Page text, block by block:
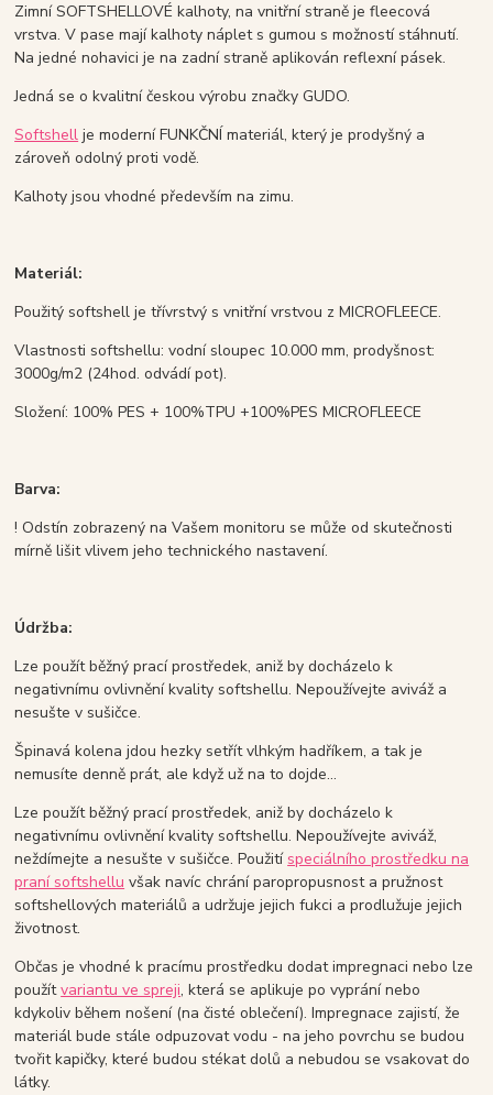
Zimní SOFTSHELLOVÉ kalhoty, na vnitřní straně je fleecová
vrstva. V pase mají kalhoty náplet s gumou s možností stáhnutí.
Na jedné nohavici je na zadní straně aplikován reflexní pásek.
Jedná se o kvalitní českou výrobu značky GUDO.
Softshell je moderní FUNKČNÍ materiál, který je prodyšný a
zároveň odolný proti vodě.
Kalhoty jsou vhodné především na zimu.
Materiál:
Použitý softshell je třívrstvý s vnitřní vrstvou z MICROFLEECE.
Vlastnosti softshellu: vodní sloupec 10.000 mm, prodyšnost:
3000g/m2 (24hod. odvádí pot).
Složení: 100% PES + 100%TPU +100%PES MICROFLEECE
Barva:
! Odstín zobrazený na Vašem monitoru se může od skutečnosti
mírně lišit vlivem jeho technického nastavení.
Údržba:
Lze použít běžný prací prostředek, aniž by docházelo k
negativnímu ovlivnění kvality softshellu. Nepoužívejte aviváž a
nesušte v sušičce.
Špinavá kolena jdou hezky setřít vlhkým hadříkem, a tak je
nemusíte denně prát, ale když už na to dojde...
Lze použít běžný prací prostředek, aniž by docházelo k
negativnímu ovlivnění kvality softshellu. Nepoužívejte aviváž,
neždímejte a nesušte v sušičce. Použití speciálního prostředku na
praní softshellu však navíc chrání paropropusnost a pružnost
softshellových materiálů a udržuje jejich fukci a prodlužuje jejich
životnost.
Občas je vhodné k pracímu prostředku dodat impregnaci nebo lze
použítvariantu ve spreji, která se aplikuje po vyprání nebo
kdykoliv během nošení (na čisté oblečení). Impregnace zajistí, že
materiál bude stále odpuzovat vodu - na jeho povrchu se budou
tvořit kapičky, které budou stékat dolů a nebudou se vsakovat do
látky.